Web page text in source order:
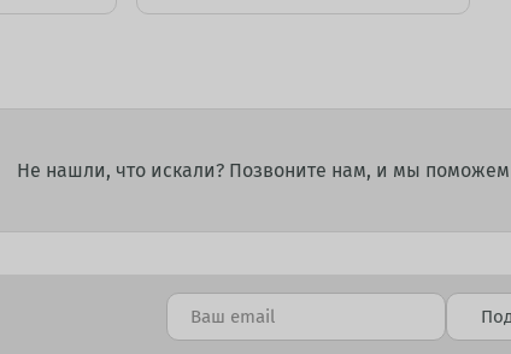
Не нашли, что искали? Позвоните нам, и мы поможем